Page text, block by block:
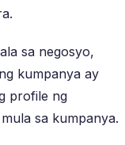
sa negosyo,
kumpanya ay
profile ng
sa kumpanya.